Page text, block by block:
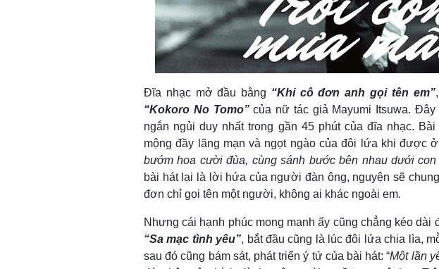
Đĩa nhạc mở đầu bằng “Khi cô đơn anh gọi tên em”
“Kokoro No Tomo”của nữ tác giả Mayumi Itsuwa.
ngắn ngủi duy nhất trong gần 45 phút của đĩa nhạc.
mộng đầy lãng mạn và ngọt ngào của đôi lứa khi được
bướm hoa cười đùa, cùng sánh bước bên nhau dưới con
bài hát lại là lời hứa của người đàn ông, nguyện sẽ
đơn chỉ gọi tên một người, không ai khác ngoài em.
Nhưng cái hạnh phúc mong manh ấy cũng chẳng kéo
“Sa mạc tình yêu”, bắt đầu cũng là lúc đôi lứa chia lìa,
sau đó cũng bám sát, phát triển ý tứ của bài hát: “Một lần